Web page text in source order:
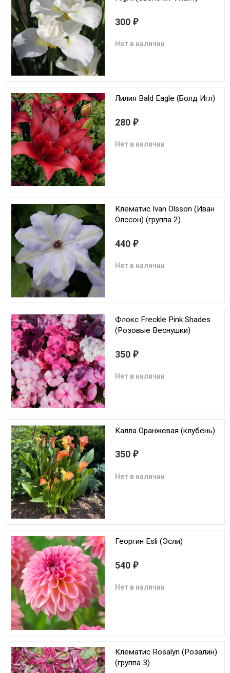
300 ₽
Нет в наличии
Лилия Bald Eagle (Болд Игл)
280 ₽
Нет в наличии
Клематис Ivan Olsson (Иван
Олссон) (группа 2)
440 ₽
Нет в наличии
Флокс Freckle Pink Shades
(Розовые Веснушки)
350 ₽
Нет в наличии
Калла Оранжевая (клубень)
350 ₽
Нет в наличии
Георгин Esli (Эсли)
540 ₽
Нет в наличии
Клематис Rosalyn (Розалин)
(группа 3)